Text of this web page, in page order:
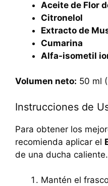
Aceite de Flor
Citronelol
Extracto de
Cumarina
Alfa-isometil
Volumen neto: 50 ml
Instrucciones de
Para obtener los
recomienda aplicar el
de una ducha caliente.
Mantén el